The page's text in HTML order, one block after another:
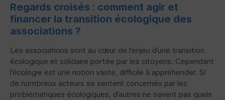
Regards croisés : comment agir et
financer la transition écologique des
associations ?
Les associations sont au cœur de l’enjeu d’une transition
écologique et solidaire portée par les citoyens. Cependant
l’écologie est une notion vaste, difficile à appréhender. Si
de nombreux acteurs se sentent concernés par les
problématiques écologiques, d’autres ne savent pas quels